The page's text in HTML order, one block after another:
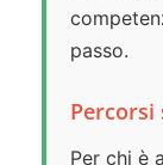
passo.
Percorsi
Per chi è